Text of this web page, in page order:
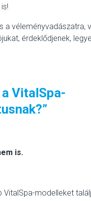
a véleményvadászatra,
érdeklődjenek,
VitalSpa-
is.
VitalSpa-modelleket